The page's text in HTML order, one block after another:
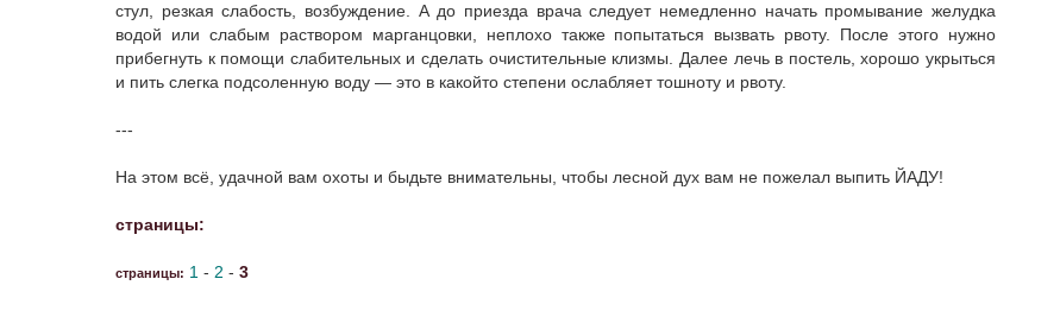
стул, резкая слабость, возбуждение. А до приезда врача следует немедленно начать промывание желудка
водой или слабым раствором марганцовки, неплохо также попытаться вызвать рвоту. После этого нужно
прибегнуть к помощи слабительных и сделать очистительные клизмы. Далее лечь в постель, хорошо укрыться
и пить слегка подсоленную воду — это в какой­то степени ослабляет тошноту и рвоту.
---
На этом всё, удачной вам охоты и быдьте внимательны, чтобы лесной дух вам не пожелал выпить ЙАДУ!
страницы:
страницы: 1 - 2 - 3